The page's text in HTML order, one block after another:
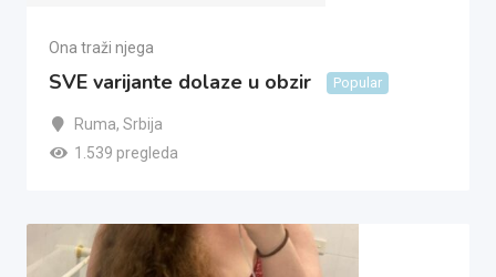
Ona traži njega
SVE varijante dolaze u obzir Popular
Ruma, Srbija
1.539 pregleda